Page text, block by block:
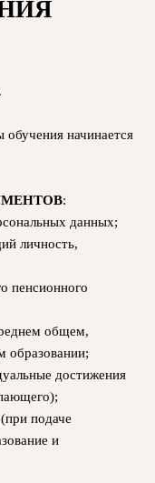
начинается
:
данных;
личность,
пенсионного
общем,
образовании;
достижения
подаче
и